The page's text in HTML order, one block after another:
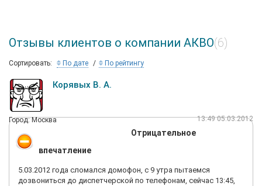
Отзывы клиентов о компании АКВО(6)
Сортировать: По дате По рейтингу
Корявых В. А.
Город: Москва 13:49 05.03.2012
Отрицательное
впечатление
5.03.2012 года сломался домофон, с 9 утра пытаемся
дозвониться до диспетчерской по телефонам, сейчас 13:45,